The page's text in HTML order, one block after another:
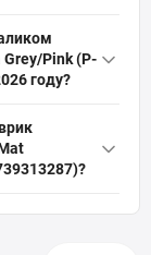
Grey/Pink (P-
году?
P-
из категории